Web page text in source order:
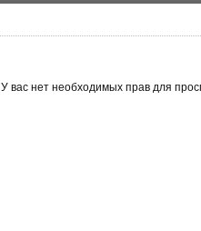
У вас нет необходимых прав для